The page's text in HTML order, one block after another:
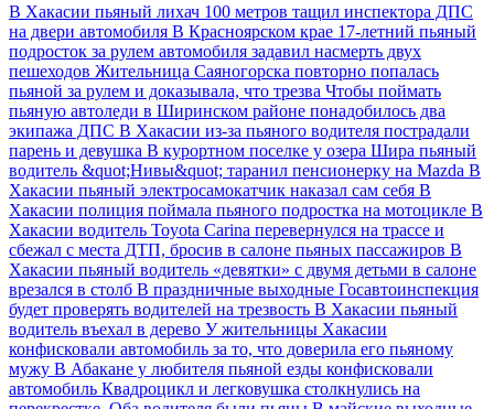
В Хакасии пьяный лихач 100 метров тащил инспектора ДПС
на двери автомобиля В Красноярском крае 17-летний пьяный
подросток за рулем автомобиля задавил насмерть двух
пешеходов Жительница Саяногорска повторно попалась
пьяной за рулем и доказывала, что трезва Чтобы поймать
пьяную автоледи в Ширинском районе понадобилось два
экипажа ДПС В Хакасии из-за пьяного водителя пострадали
парень и девушка В курортном поселке у озера Шира пьяный
водитель &quot;Нивы&quot; таранил пенсионерку на Mazda В
Хакасии пьяный электросамокатчик наказал сам себя В
Хакасии полиция поймала пьяного подростка на мотоцикле В
Хакасии водитель Toyota Carina перевернулся на трассе и
сбежал с места ДТП, бросив в салоне пьяных пассажиров В
Хакасии пьяный водитель «девятки» с двумя детьми в салоне
врезался в столб В праздничные выходные Госавтоинспекция
будет проверять водителей на трезвость В Хакасии пьяный
водитель въехал в дерево У жительницы Хакасии
конфисковали автомобиль за то, что доверила его пьяному
мужу В Абакане у любителя пьяной езды конфисковали
автомобиль Квадроцикл и легковушка столкнулись на